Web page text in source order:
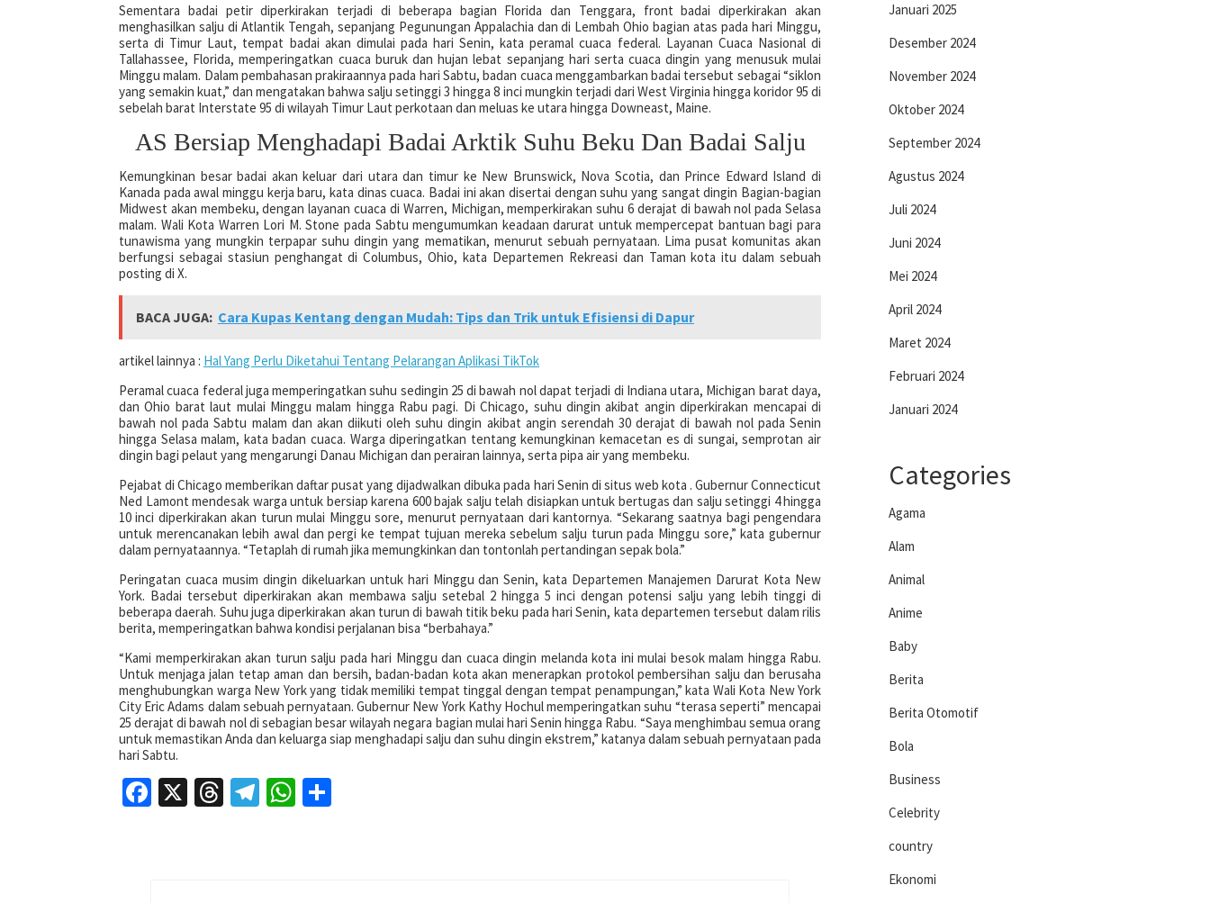
Sementara badai petir diperkirakan terjadi di beberapa bagian Florida dan Tenggara, front badai diperkirakan akan
menghasilkan salju di Atlantik Tengah, sepanjang Pegunungan Appalachia dan di Lembah Ohio bagian atas pada hari Minggu,
serta di Timur Laut, tempat badai akan dimulai pada hari Senin, kata peramal cuaca federal. Layanan Cuaca Nasional di
Tallahassee, Florida, memperingatkan cuaca buruk dan hujan lebat sepanjang hari serta cuaca dingin yang menusuk mulai
Minggu malam. Dalam pembahasan prakiraannya pada hari Sabtu, badan cuaca menggambarkan badai tersebut sebagai “siklon
yang semakin kuat,” dan mengatakan bahwa salju setinggi 3 hingga 8 inci mungkin terjadi dari West Virginia hingga koridor 95 di
sebelah barat Interstate 95 di wilayah Timur Laut perkotaan dan meluas ke utara hingga Downeast, Maine.
AS Bersiap Menghadapi Badai Arktik Suhu Beku Dan Badai Salju
Kemungkinan besar badai akan keluar dari utara dan timur ke New Brunswick, Nova Scotia, dan Prince Edward Island di
Kanada pada awal minggu kerja baru, kata dinas cuaca. Badai ini akan disertai dengan suhu yang sangat dingin Bagian-bagian
Midwest akan membeku, dengan layanan cuaca di Warren, Michigan, memperkirakan suhu 6 derajat di bawah nol pada Selasa
malam. Wali Kota Warren Lori M. Stone pada Sabtu mengumumkan keadaan darurat untuk mempercepat bantuan bagi para
tunawisma yang mungkin terpapar suhu dingin yang mematikan, menurut sebuah pernyataan. Lima pusat komunitas akan
berfungsi sebagai stasiun penghangat di Columbus, Ohio, kata Departemen Rekreasi dan Taman kota itu dalam sebuah
posting di X.
BACA JUGA: Cara Kupas Kentang dengan Mudah: Tips dan Trik untuk Efisiensi di Dapur
artikel lainnya : Hal Yang Perlu Diketahui Tentang Pelarangan Aplikasi TikTok
Peramal cuaca federal juga memperingatkan suhu sedingin 25 di bawah nol dapat terjadi di Indiana utara, Michigan barat daya,
dan Ohio barat laut mulai Minggu malam hingga Rabu pagi. Di Chicago, suhu dingin akibat angin diperkirakan mencapai di
bawah nol pada Sabtu malam dan akan diikuti oleh suhu dingin akibat angin serendah 30 derajat di bawah nol pada Senin
hingga Selasa malam, kata badan cuaca. Warga diperingatkan tentang kemungkinan kemacetan es di sungai, semprotan air
dingin bagi pelaut yang mengarungi Danau Michigan dan perairan lainnya, serta pipa air yang membeku.
Pejabat di Chicago memberikan daftar pusat yang dijadwalkan dibuka pada hari Senin di situs web kota . Gubernur Connecticut
Ned Lamont mendesak warga untuk bersiap karena 600 bajak salju telah disiapkan untuk bertugas dan salju setinggi 4 hingga
10 inci diperkirakan akan turun mulai Minggu sore, menurut pernyataan dari kantornya. “Sekarang saatnya bagi pengendara
untuk merencanakan lebih awal dan pergi ke tempat tujuan mereka sebelum salju turun pada Minggu sore,” kata gubernur
dalam pernyataannya. “Tetaplah di rumah jika memungkinkan dan tontonlah pertandingan sepak bola.”
Peringatan cuaca musim dingin dikeluarkan untuk hari Minggu dan Senin, kata Departemen Manajemen Darurat Kota New
York. Badai tersebut diperkirakan akan membawa salju setebal 2 hingga 5 inci dengan potensi salju yang lebih tinggi di
beberapa daerah. Suhu juga diperkirakan akan turun di bawah titik beku pada hari Senin, kata departemen tersebut dalam rilis
berita, memperingatkan bahwa kondisi perjalanan bisa “berbahaya.”
“Kami memperkirakan akan turun salju pada hari Minggu dan cuaca dingin melanda kota ini mulai besok malam hingga Rabu.
Untuk menjaga jalan tetap aman dan bersih, badan-badan kota akan menerapkan protokol pembersihan salju dan berusaha
menghubungkan warga New York yang tidak memiliki tempat tinggal dengan tempat penampungan,” kata Wali Kota New York
City Eric Adams dalam sebuah pernyataan. Gubernur New York Kathy Hochul memperingatkan suhu “terasa seperti” mencapai
25 derajat di bawah nol di sebagian besar wilayah negara bagian mulai hari Senin hingga Rabu. “Saya menghimbau semua orang
untuk memastikan Anda dan keluarga siap menghadapi salju dan suhu dingin ekstrem,” katanya dalam sebuah pernyataan pada
hari Sabtu.
Facebook
X Threads
Telegram
WhatsApp
Januari 2025
Desember 2024
November 2024
Oktober 2024
September 2024
Agustus 2024
Juli 2024
Juni 2024
Mei 2024
April 2024
Maret 2024
Februari 2024
Januari 2024
Categories
Agama
Alam
Animal
Anime
Baby
Berita
Berita Otomotif
Bola
Business
Celebrity
country
Ekonomi